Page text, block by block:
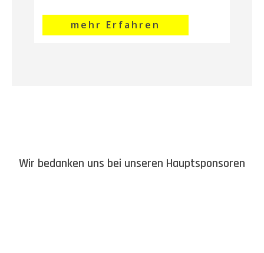
mehr Erfahren
Wir bedanken uns bei unseren Hauptsponsoren